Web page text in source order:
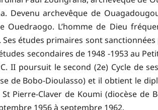
Devenu archevêque de
L’homme de Dieu
études primaires sont
secondaires de 1948 -1953 au
II poursuit le second (2e) Cycle de
de Bobo-Dioulasso) et il obtient le
Pierre-Claver de Koumi (diocèse
1956 à septembre 1962.